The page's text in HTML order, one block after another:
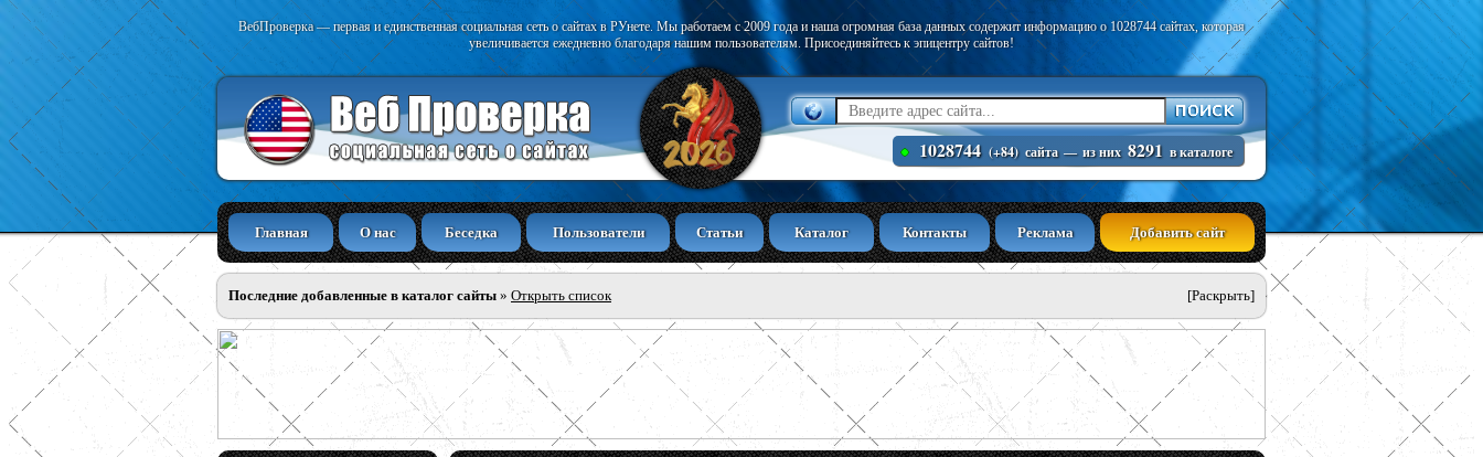
ВебПроверка — первая и единственная социальная сеть о сайтах в РУнете. Мы работаем с 2009 года и наша огромная база данных содержит информацию о 1028744 сайтах, которая
увеличивается ежедневно благодаря нашим пользователям. Присоединяйтесь к эпицентру сайтов!
1028744 (+84) сайта — из них 8291 в каталоге
Главная О нас Беседка Пользователи Статьи Каталог Контакты Реклама Добавить сайт
Последние добавленные в каталог сайты » Открыть список [Раскрыть]